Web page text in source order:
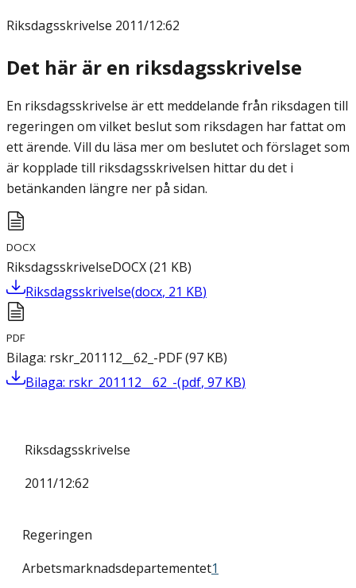
Riksdagsskrivelse 2011/12:62
Det här är en riksdagsskrivelse
En riksdagsskrivelse är ett meddelande från riksdagen till
regeringen om vilket beslut som riksdagen har fattat om
ett ärende. Vill du läsa mer om beslutet och förslaget som
är kopplade till riksdagsskrivelsen hittar du det i
betänkanden längre ner på sidan.
DOCX
RiksdagsskrivelseDOCX(21 KB)
Riksdagsskrivelse(docx, 21 KB)
PDF
Bilaga: rskr_201112__62_-PDF(97 KB)
Bilaga: rskr_201112__62_-(pdf, 97 KB)
Riksdagsskrivelse
2011/12:62
Regeringen
Arbetsmarknadsdepartementet1